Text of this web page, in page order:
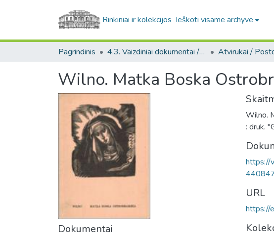
Rinkiniai ir kolekcijos Ieškoti visame archyve
Pagrindinis 4.3. Vaizdiniai dokumentai / Visual documents Atvirukai /
Wilno. Matka Boska
Dokumentai
Wilno.
: druk.
https://
URL
https://